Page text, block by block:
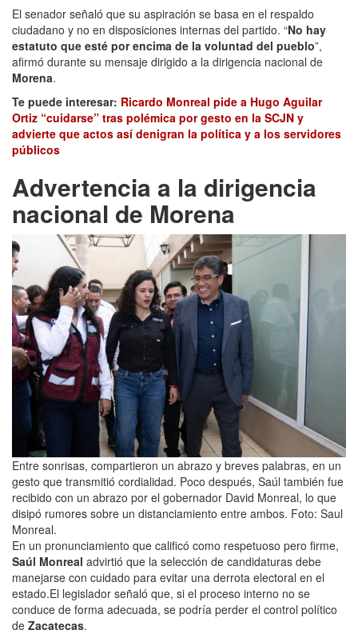
El senador señaló que su aspiración se basa en el respaldo
ciudadano y no en disposiciones internas del partido. “No hay
estatuto que esté por encima de la voluntad del pueblo”,
afirmó durante su mensaje dirigido a la dirigencia nacional de
Morena.
Te puede interesar: Ricardo Monreal pide a Hugo Aguilar
Ortiz “cuidarse” tras polémica por gesto en la SCJN y
advierte que actos así denigran la política y a los servidores
públicos
Advertencia a la dirigencia
nacional de Morena
Entre sonrisas, compartieron un abrazo y breves palabras, en un
gesto que transmitió cordialidad. Poco después, Saúl también fue
recibido con un abrazo por el gobernador David Monreal, lo que
disipó rumores sobre un distanciamiento entre ambos. Foto: Saul
Monreal.
En un pronunciamiento que calificó como respetuoso pero firme,
Saúl Monreal advirtió que la selección de candidaturas debe
manejarse con cuidado para evitar una derrota electoral en el
estado.El legislador señaló que, si el proceso interno no se
conduce de forma adecuada, se podría perder el control político
de Zacatecas.